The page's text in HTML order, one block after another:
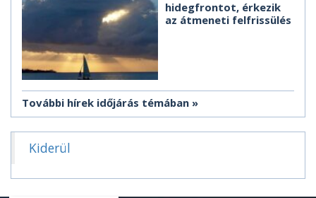
hidegfrontot, érkezik
az átmeneti felfrissülés
További hírek időjárás témában
Kiderül